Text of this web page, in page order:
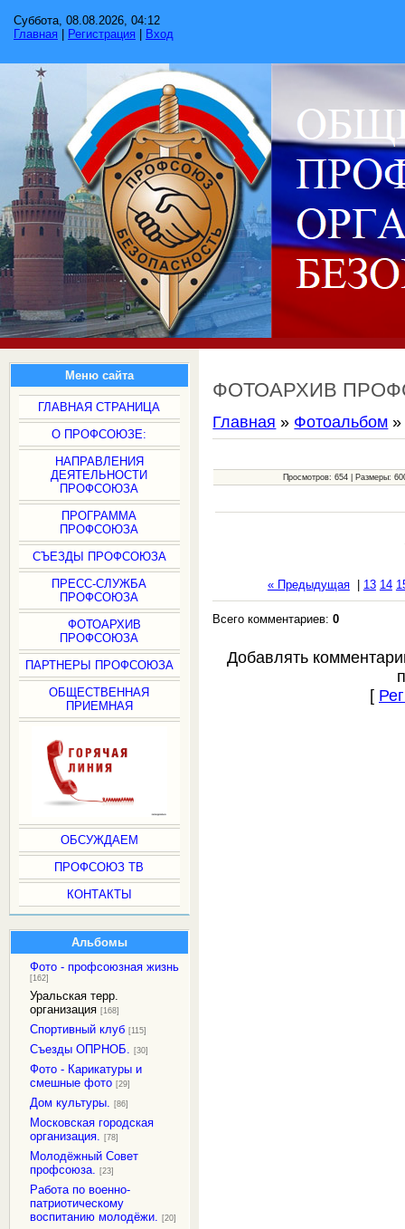
Суббота, 08.08.2026, 04:12
Главная
Регистрация Вход
Меню сайта
ГЛАВНАЯ СТРАНИЦА
О ПРОФСОЮЗЕ:
НАПРАВЛЕНИЯ
ДЕЯТЕЛЬНОСТИ
ПРОФСОЮЗА
ПРОГРАММА
ПРОФСОЮЗА
СЪЕЗДЫ ПРОФСОЮЗА
ПРЕСС-СЛУЖБА
ПРОФСОЮЗА
ФОТОАРХИВ
ПРОФСОЮЗА
ПАРТНЕРЫ ПРОФСОЮЗА
ОБЩЕСТВЕННАЯ
ПРИЕМНАЯ
ОБСУЖДАЕМ
ПРОФСОЮЗ ТВ
КОНТАКТЫ
Альбомы
Фото - профсоюзная жизнь
[162]
Уральская терр.
организация [168]
Спортивный клуб [115]
Съезды ОПРНОБ. [30]
Фото - Карикатуры и
смешные фото [29]
Дом культуры. [86]
Московская городская
организация. [78]
Молодёжный Совет
профсоюза. [23]
Работа по военно-
патриотическому
воспитанию молодёжи. [20]
ФОТОАРХИВ
Главная » Фотоальбом
Просмотров: 654 | Размеры:
« Предыдущая| 13 14
Всего комментариев:0
Добавлять
[